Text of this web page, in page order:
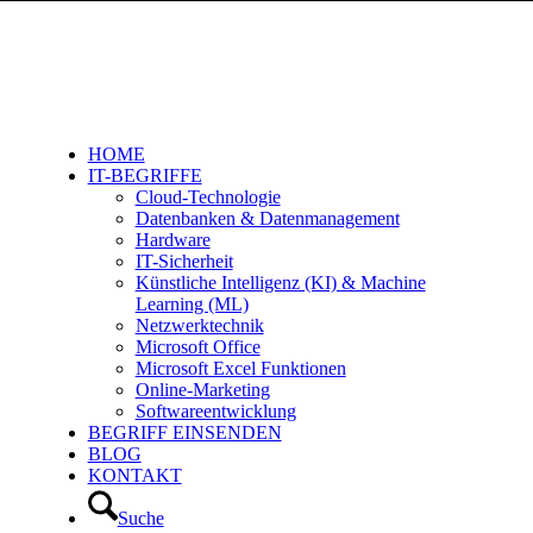
HOME
IT-BEGRIFFE
Cloud-Technologie
Datenbanken & Datenmanagement
Hardware
IT-Sicherheit
Künstliche Intelligenz (KI) & Machine
Learning (ML)
Netzwerktechnik
Microsoft Office
Microsoft Excel Funktionen
Online-Marketing
Softwareentwicklung
BEGRIFF EINSENDEN
BLOG
KONTAKT
Suche